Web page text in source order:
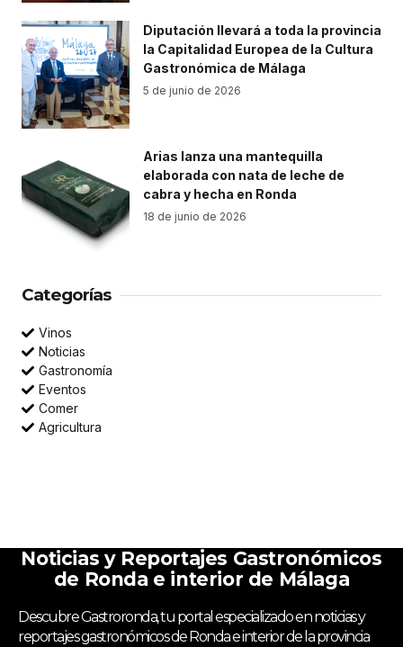
Diputación llevará a toda la provincia
la Capitalidad Europea de la Cultura
Gastronómica de Málaga
5 de junio de 2026
Arias lanza una mantequilla
elaborada con nata de leche de
cabra y hecha en Ronda
18 de junio de 2026
Categorías
Vinos
Noticias
Gastronomía
Eventos
Comer
Agricultura
Noticias y Reportajes Gastronómicos
de Ronda e interior de Málaga
Descubre Gastroronda, tu portal especializado en noticias y
reportajes gastronómicos de Ronda e interior de la provincia